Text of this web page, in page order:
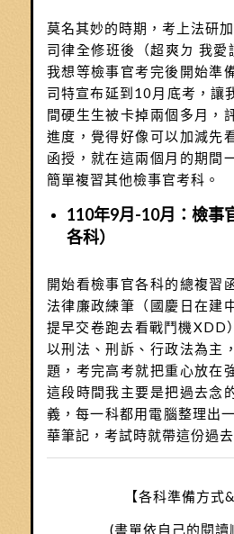
莫名其妙的時期，考上法研
司律全修班後（超爽ㄉ 我
我想等檢事官考完後開始準
司特宣布延到10月底考，讓
間硬生生被卡掉兩個多月，
進度，覺得好像可以加減先
函授，就在這兩個月的期間
簡單複習其他檢事官考科。
110年9月-10月：檢事
各科）
開始看檢事官各科的總複習
法律廉政練筆（國慶日在建
提早交卷跑去看戰鬥機XDD
以刑法、刑訴、行政法為主
題，考完高考就把重心放在
這段時間我主要是把過去念
義，每一科都用電腦整理出
華筆記，考試時就帶這份過
【各科準備方式
(書單依自己的閱讀